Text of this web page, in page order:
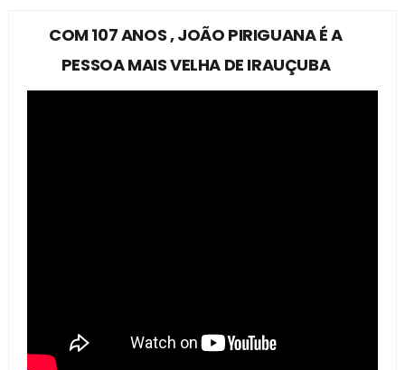
COM 107 ANOS , JOÃO PIRIGUANA É A
PESSOA MAIS VELHA DE IRAUÇUBA